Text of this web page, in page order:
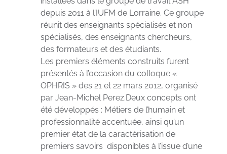
depuis 2011 à l’IUFM de Lorraine. Ce groupe
réunit des enseignants spécialisés et non
spécialisés, des enseignants chercheurs,
des formateurs et des étudiants.
Les premiers éléments construits furent
présentés à l’occasion du colloque «
OPHRIS » des 21 et 22 mars 2012, organisé
par Jean-Michel Perez.Deux concepts ont
été développés : Métiers de l’humain et
professionnalité accentuée, ainsi qu’un
premier état de la caractérisation de
premiers savoirs disponibles à l’issue d’une